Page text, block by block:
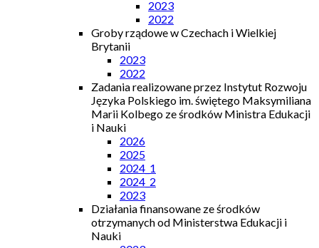
2023
2022
Groby rządowe w Czechach i Wielkiej
Brytanii
2023
2022
Zadania realizowane przez Instytut Rozwoju
Języka Polskiego im. świętego Maksymiliana
Marii Kolbego ze środków Ministra Edukacji
i Nauki
2026
2025
2024_1
2024_2
2023
Działania finansowane ze środków
otrzymanych od Ministerstwa Edukacji i
Nauki